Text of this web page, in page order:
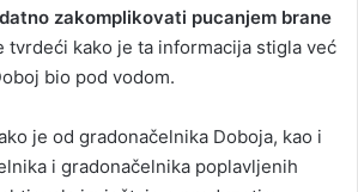
zakomplikovati pucanjem brane
tvrdeći kako je ta informacija stigla već
bio pod vodom.
je od gradonačelnika Doboja, kao i
i gradonačelnika poplavljenih